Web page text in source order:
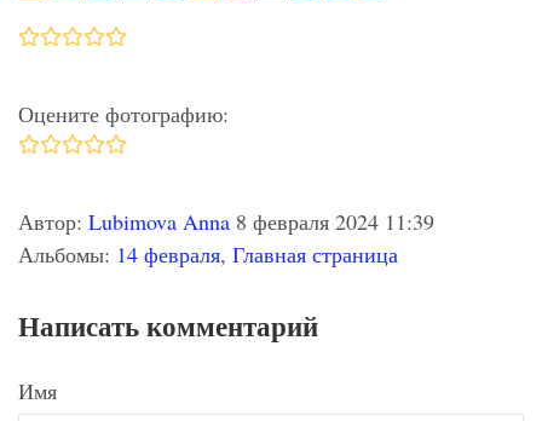
Оцените фотографию:
Автор: Lubimova Anna 8 февраля 2024 11:39
Альбомы: 14 февраля, Главная страница
Написать комментарий
Имя